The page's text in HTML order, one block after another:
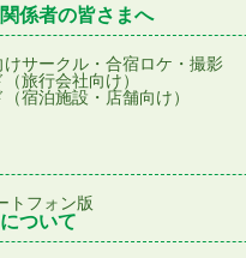
係者の皆さまへ
けサークル・合宿ロケ・撮影
旅行会社向け）
宿泊施設・店舗向け）
トフォン版
ついて